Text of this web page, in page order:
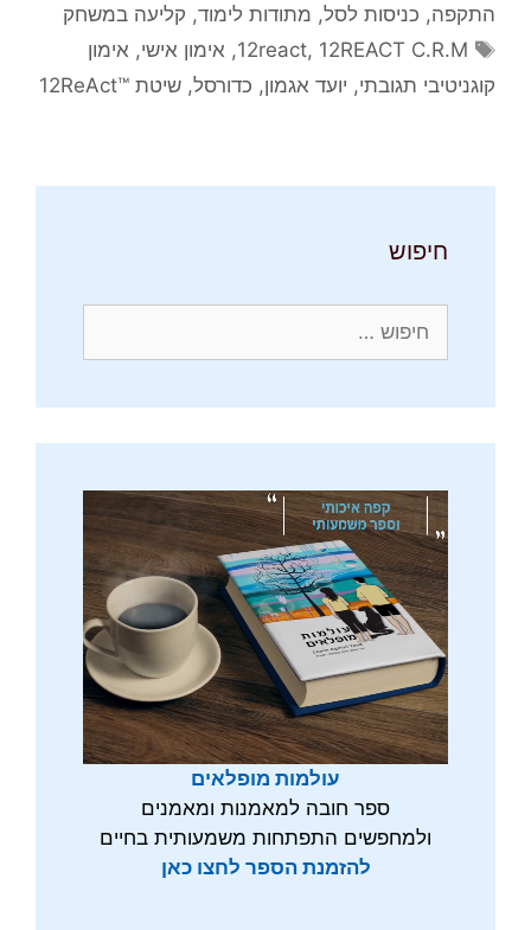
התקפה, כניסות לסל, מתודות לימוד, קליעה במשחק
תגיות
12react, 12REACT C.R.M
, אימון אישי, אימון
קוגניטיבי תגובתי, יועד אגמון, כדורסל, שיטת ™12ReAct
חיפוש
עולמות מופלאים
ספר חובה למאמנות ומאמנים
ולמחפשים התפתחות משמעותית בחיים
להזמנת הספר לחצו כאן